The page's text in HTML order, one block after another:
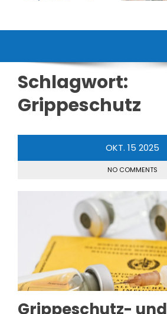
Schlagwort:
Grippeschutz
OKT. 15 2025
NO COMMENTS
Grippeschutz- und